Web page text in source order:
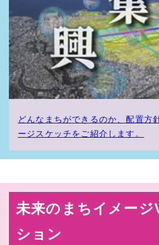
2016.7.14
普天間未来予想図 VR編 vol.02（
した。
2016.3.31
普天間飛行場跡地 未来予想図サイ
た。
どんなまちができるのか、配置方
ージスケッチをご紹介します。
未来のまちイメージ
ション